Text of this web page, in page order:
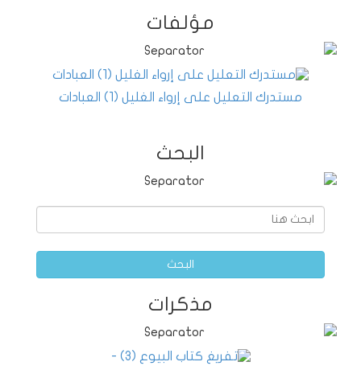
مؤلفات
مستدرك التعليل على إرواء الغليل (1) العبادات
البحث
البحث
مذكرات